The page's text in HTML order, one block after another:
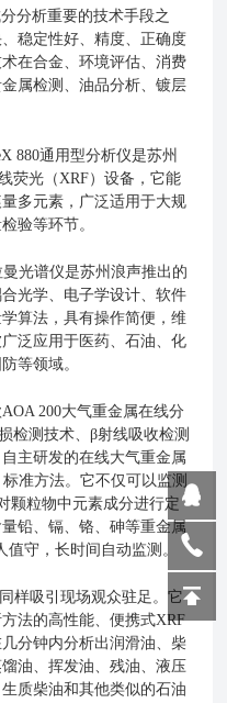
分析重要的技术手段之
稳定性好、精度、正确度
在合金、环境评估、消费
属检测、油品分析、镀层
通用型分析仪是苏州
荧光（XRF）设备，它能
多元素，广泛适用于大规
验等环节。
光谱仪是苏州浪声推出的
光学、电子学设计、软件
算法，具有操作简便，维
泛应用于医药、石油、化
等领域。
200大气重金属在线分
检测技术、β射线吸收检测
主研发的在线大气重金属
准方法。它不仅可以监测
颗粒物中元素成分进行定
铅、镉、铬、砷等重金属
守，长时间自动监测。
样吸引现场观众驻足。它
法的高性能、便携式XRF
分钟内分析出润滑油、柴
油、挥发油、残油、液压
质柴油和其他类似的石油